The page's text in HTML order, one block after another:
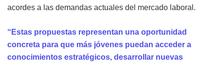
acordes a las demandas actuales del mercado laboral.
“Estas propuestas representan una oportunidad
concreta para que más jóvenes puedan acceder a
conocimientos estratégicos, desarrollar nuevas